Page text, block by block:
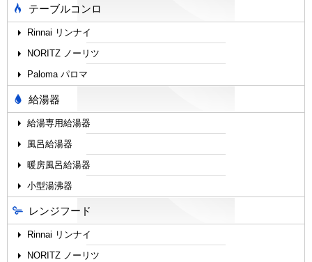
テーブルコンロ
Rinnai リンナイ
NORITZ ノーリツ
Paloma パロマ
給湯器
給湯専用給湯器
風呂給湯器
暖房風呂給湯器
小型湯沸器
レンジフード
Rinnai リンナイ
NORITZ ノーリツ